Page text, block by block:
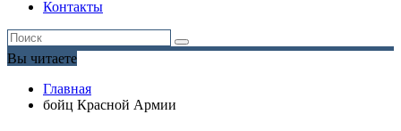
Контакты
Вы читаете
Главная
бойц Красной Армии